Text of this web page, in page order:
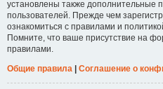
установлены также дополнительные
пользователей. Прежде чем
ознакомиться с правилами и
Помните, что ваше присутствие на
правилами.
Общие правила | Соглашение о